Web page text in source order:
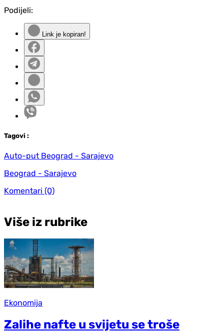
Podijeli:
Link je kopiran!
Tagovi :
Auto-put Beograd - Sarajevo
Beograd - Sarajevo
Komentari (0)
Više iz rubrike
Ekonomija
Zalihe nafte u svijetu se troše